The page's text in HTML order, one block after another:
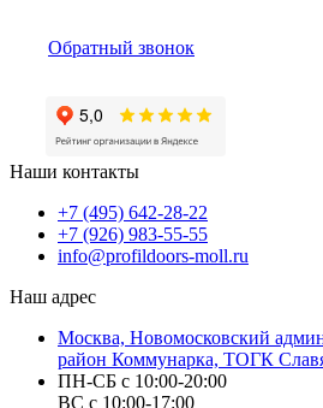
Обратный звонок
Наши контакты
+7 (495) 642-28-22
+7 (926) 983-55-55
info@profildoors-moll.ru
Наш адрес
Москва, Новомосковский
район Коммунарка, ТОГК
ПН-СБ с 10:00-20:00
ВС с 10:00-17:00